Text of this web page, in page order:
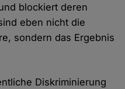
blockiert deren
eben nicht die
sondern das Ergebnis
Diskriminierung